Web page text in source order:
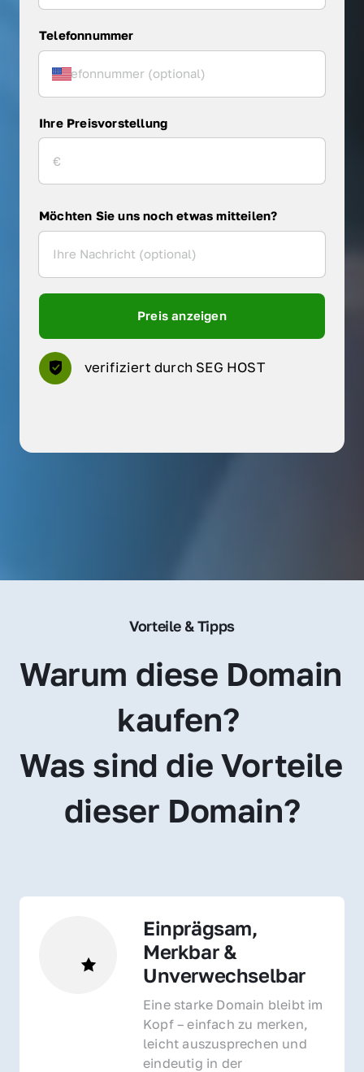
Telefonnummer
Ihre Preisvorstellung
Möchten Sie uns noch etwas mitteilen?
Preis anzeigen
verifiziert durch SEG HOST
Vorteile & Tipps
Warum diese Domain
kaufen?
Was sind die Vorteile
dieser Domain?
Einprägsam,
Merkbar &
Unverwechselbar
Eine starke Domain bleibt im
Kopf – einfach zu merken,
leicht auszusprechen und
eindeutig in der